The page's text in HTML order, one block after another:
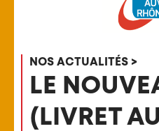
NOS ACTUALITÉS >
LE
(LIVRET